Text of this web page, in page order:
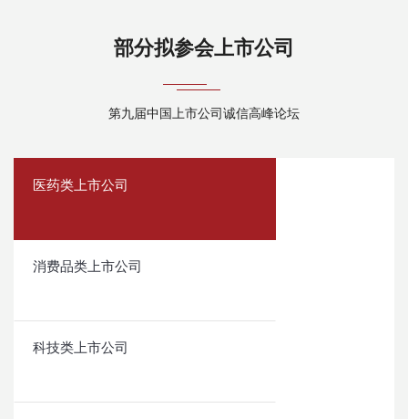
部分拟参会上市公司
第九届中国上市公司诚信高峰论坛
医药类上市公司
消费品类上市公司
科技类上市公司